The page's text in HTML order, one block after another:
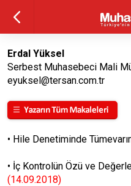
Erdal Yüksel
Serbest Muhasebeci Mali
eyuksel@tersan.com.tr
• Hile Denetiminde
• İç Kontrolün Özü ve
(14.09.2018)